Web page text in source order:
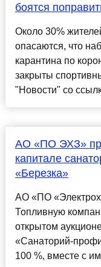
боятся
Около 30%
опасаются, что
карантина по
закрыты
"Новости" со
АО «ПО ЭХЗ»
капитале
«Березка»
АО «ПО
Топливную
открытом
«Санаторий-
100 %, вместе с